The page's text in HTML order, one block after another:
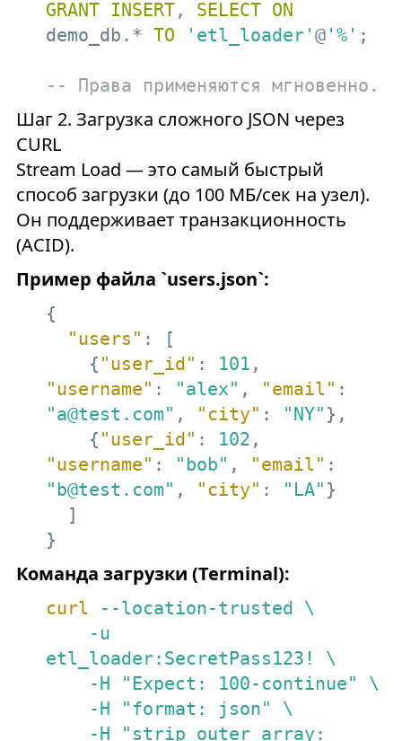
GRANT INSERT, SELECT ON
demo_db.* TO 'etl_loader' @'%' ;
-- Права применяются мгновенно.
Шаг 2. Загрузка сложного JSON через
CURL
Stream Load — это самый быстрый
способ загрузки (до 100 МБ/сек на узел).
Он поддерживает транзакционность
(ACID).
Пример файла `users.json`:
{
"users" : [
    {
"user_id" : 101
"username" : "alex" , "email"
"a@test.com" , "city" : "NY" },
    {
"user_id" : 102
"username" : "bob" , "email"
"b@test.com" , "city" : "LA" }
}
Команда загрузки (Terminal):
curl
--location-trusted \
etl_loader:SecretPass123! \